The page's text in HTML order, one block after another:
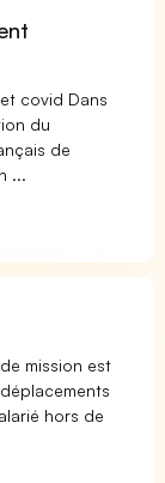
covid Dans
du
de
...
mission est
hors de